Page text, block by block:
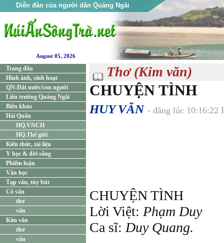
Diễn đàn của người dân Quảng Ngãi
August 05, 2026
Trang đầu
Hình ảnh, sinh hoạt
QN:Đất nước/con người
Liên trường Quảng Ngãi
Biên khảo
Hải Quân
HQ.VNCH
HQ.Thế giới
Kiến thức, tài liệu
Y học & đời sống
Phiếm luận
Văn học
Tạp văn, tùy bút
Cổ văn
thơ
văn
Kim văn
thơ
văn
Thơ (Kim văn)
CHUYỆN TÌNH
HUY VĂN - đăng lúc 10:16:22
CHUYỆN TÌNH
Lời Việt: Phạm Duy
Ca sĩ: Duy Quang.